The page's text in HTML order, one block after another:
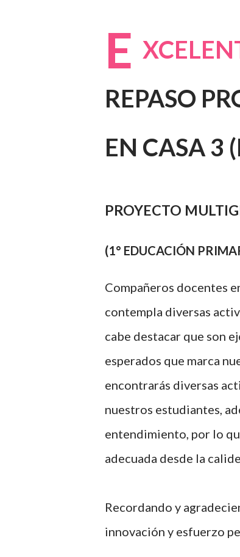
E
REPASO
EN CASA 3
PROYECTO
(1° EDUCACIÓN
Compañeros docentes
contempla diversas
cabe destacar que son
esperados que marca
encontrarás diversas
nuestros estudiantes,
entendimiento, por lo
adecuada desde la
Recordando y
innovación y esfuerzo